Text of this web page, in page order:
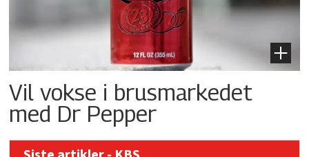
Vil vokse i brusmarkedet
med Dr Pepper